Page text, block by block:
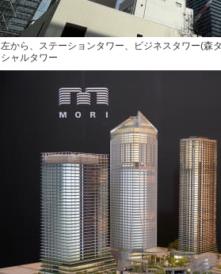
左から、ステーションタワー、ビジネスタワー(森
シャルタワー